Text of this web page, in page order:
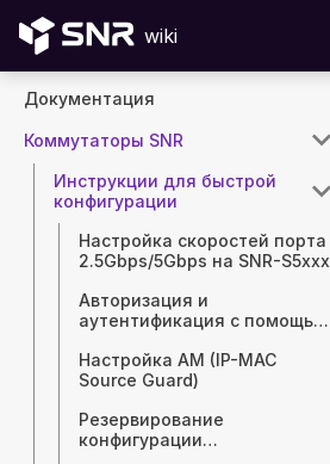
wiki
Документация
Коммутаторы SNR
Инструкции для быстрой
конфигурации
Настройка скоростей порта
2.5Gbps/5Gbps на SNR-S5xxx
Авторизация и
аутентификация с помощью
Настройка AM (IP-MAC
Source Guard)
Резервирование
конфигурации